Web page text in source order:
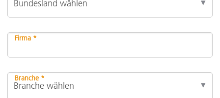
Firma *
Branche *